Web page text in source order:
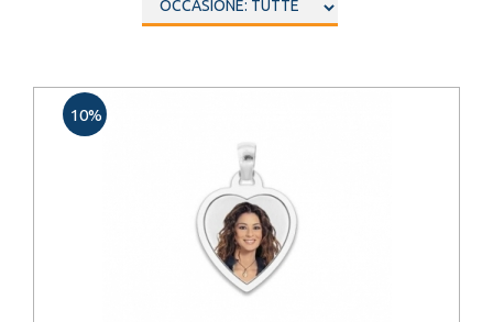
10%